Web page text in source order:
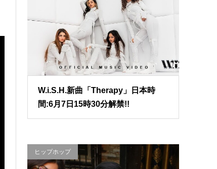
W.i.S.H.新曲「Therapy」日本時
間:6月7日15時30分解禁!!
ヒップホップ